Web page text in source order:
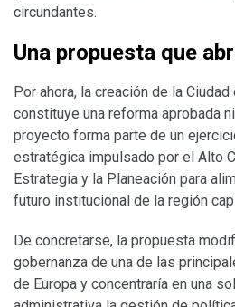
circundantes.
Una propuesta que
Por ahora, la creación de la Ciudad
constituye una reforma aprobada
proyecto forma parte de un
estratégica impulsado por el Alto
Estrategia y la Planeación para
futuro institucional de la región
De concretarse, la propuesta
gobernanza de una de las
de Europa y concentraría en una